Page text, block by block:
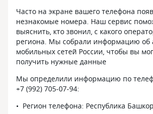
Часто на экране вашего телефона
незнакомые номера. Наш сервис
выяснить, кто звонил, с какого
региона. Мы собрали информацию об
мобильных сетей России, чтобы вы
получить нужные данные
Мы определили информацию по
+7 (992) 705-07-94:
Регион телефона: Республика